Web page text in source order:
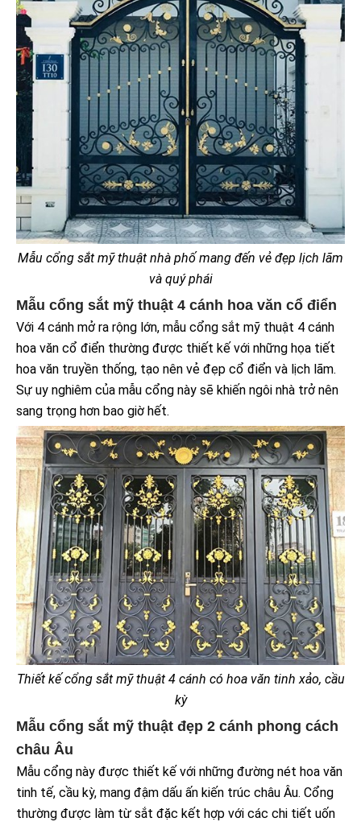
Mẫu cổng sắt mỹ thuật nhà phố mang đến vẻ đẹp lịch lãm
và quý phái
Mẫu cổng sắt mỹ thuật 4 cánh hoa văn cổ điển
Với 4 cánh mở ra rộng lớn, mẫu cổng sắt mỹ thuật 4 cánh
hoa văn cổ điển thường được thiết kế với những họa tiết
hoa văn truyền thống, tạo nên vẻ đẹp cổ điển và lịch lãm.
Sự uy nghiêm của mẫu cổng này sẽ khiến ngôi nhà trở nên
sang trọng hơn bao giờ hết.
Thiết kế cổng sắt mỹ thuật 4 cánh có hoa văn tinh xảo, cầu
kỳ
Mẫu cổng sắt mỹ thuật đẹp 2 cánh phong cách
châu Âu
Mẫu cổng này được thiết kế với những đường nét hoa văn
tinh tế, cầu kỳ, mang đậm dấu ấn kiến trúc châu Âu. Cổng
thường được làm từ sắt đặc kết hợp với các chi tiết uốn